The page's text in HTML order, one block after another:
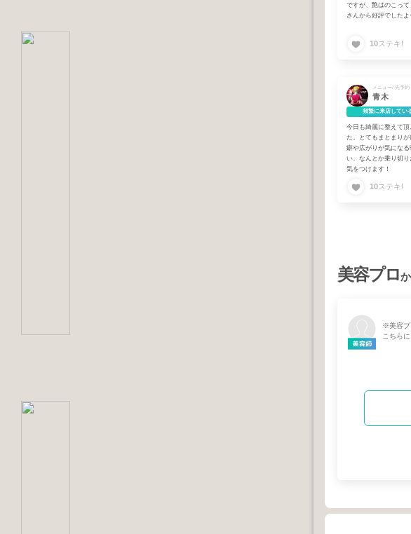
ですが、艶はのこっ
さんから好評でしたよ
10ステキ!
青木
頻繁に来店してい
今日も綺麗に整えて頂
た。とてもまとまりが
癖や広がりが気にな
い、なんとか乗り切
気をつけます！
10ステキ!
美容プロ
※美容プ
こちらに